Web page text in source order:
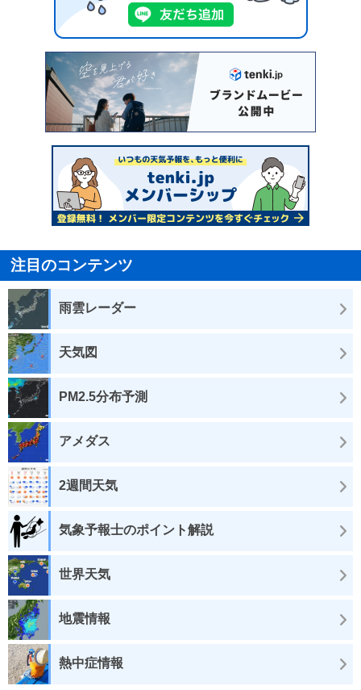
注目のコンテンツ
雨雲レーダー
天気図
PM2.5分布予測
アメダス
2週間天気
気象予報士のポイント解説
世界天気
地震情報
熱中症情報